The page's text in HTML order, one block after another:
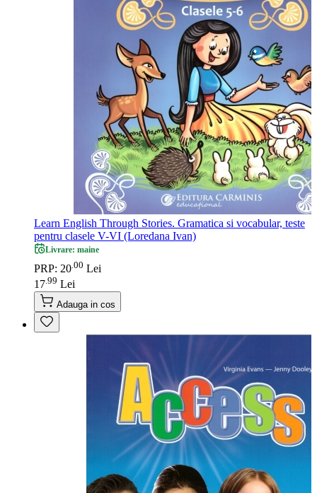
Learn English Through Stories. Gramatica si vocabular, teste
pentru clasele V-VI (Loredana Ivan)
Livrare: maine
PRP: 20 00 Lei
17.99 Lei
Adauga in cos